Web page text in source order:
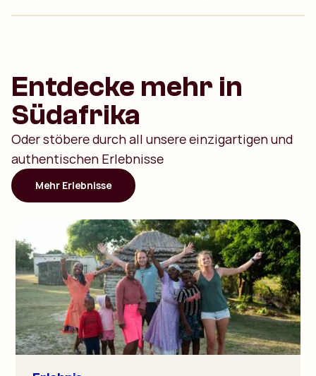
Entdecke mehr in
Südafrika
Oder stöbere durch all unsere einzigartigen und
authentischen Erlebnisse
Mehr Erlebnisse